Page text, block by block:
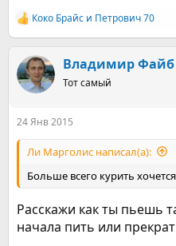
Р
е
к
ц
и
Коко Брайс и Петрович 70
Владимир Файб
Тот самый
24 Янв 2015
Ли Марголис написал(а):
Больше всего курить
Расскажи как ты пьешь
начала пить или